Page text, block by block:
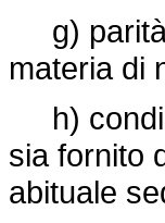
g) parità
materia di
h)
sia fornito
abituale